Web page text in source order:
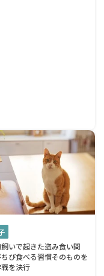
いで起きた盗み食い問
び食べる習慣そのものを
を決行